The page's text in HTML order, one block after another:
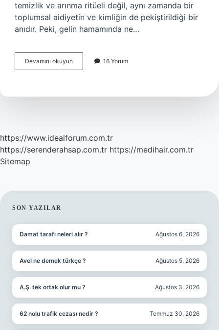
temizlik ve arınma ritüeli değil, aynı zamanda bir
toplumsal aidiyetin ve kimliğin de pekiştirildiği bir
anıdır. Peki, gelin hamamında ne…
Devamını okuyun
hamamında
?
16 Yorum
https://www.idealforum.com.tr
https://serenderahsap.com.tr https://medihair.com.tr
Sitemap
SIDEBAR
SON YAZILAR
Damat tarafı neleri alır ? Ağustos 6, 2026
Avel ne demek türkçe ? Ağustos 5, 2026
A.Ş. tek ortak olur mu ? Ağustos 3, 2026
62 nolu trafik cezası nedir ? Temmuz 30, 2026